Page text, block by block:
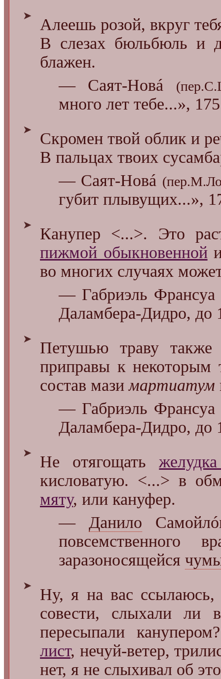
➤
Алеешь розой, вкруг
В слезах бюльбюль и
блажен.
— Саят-Новá
много лет тебе...»,
➤
Скромен твой облик и
В пальцах твоих
— Саят-Новá
губит плывущих...»,
➤
Канупер <...>. Это
пижмой обыкновенной
во многих случаях
— Габриэль Франсуа
Даламбера-Дидро, до
➤
Петушью траву также
приправы к
состав мазимартиатум
— Габриэль Франсуа
Даламбера-Дидро, до
➤ Не отягощать
кисловатую. <...> в
мяту, или кануфер.
— Данило
повсемственного
заразоносящейся
➤
Ну, я на вас
совести, слыхали ли
пересыпали
лист, нечуй-ветер,
нет, я не слыхивал об